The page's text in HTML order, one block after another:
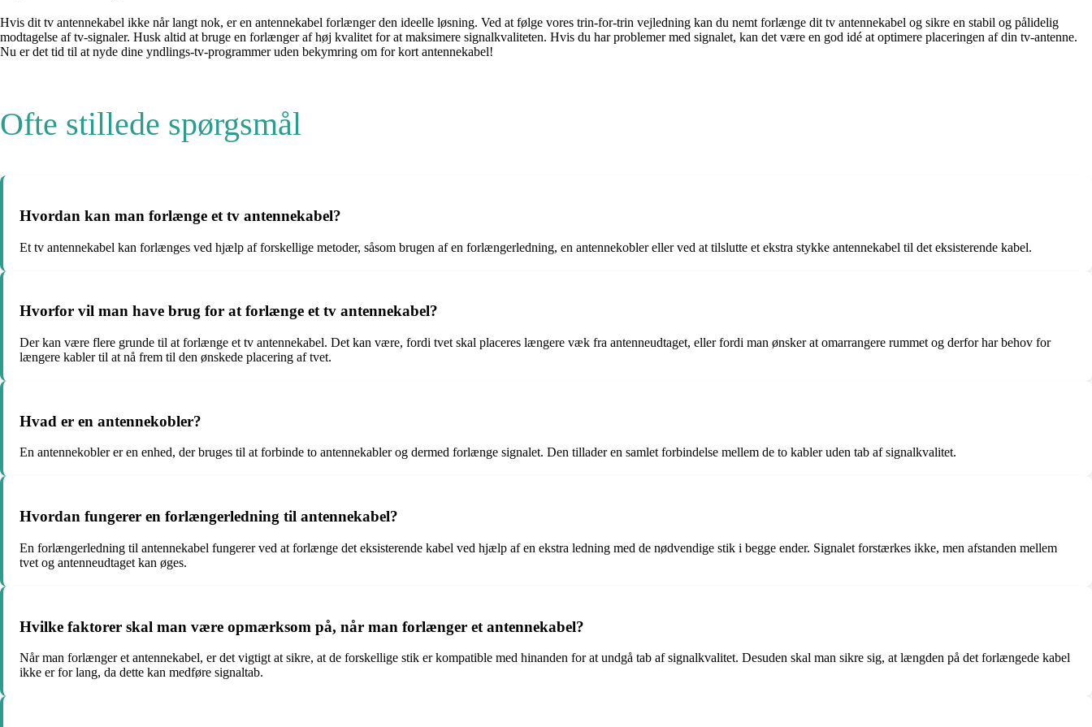
Hvis dit tv antennekabel ikke når langt nok, er en antennekabel forlænger den ideelle løsning. Ved at følge vores trin-for-trin vejledning kan du nemt forlænge dit tv antennekabel og sikre en stabil og pålidelig
modtagelse af tv-signaler. Husk altid at bruge en forlænger af høj kvalitet for at maksimere signalkvaliteten. Hvis du har problemer med signalet, kan det være en god idé at optimere placeringen af din tv-antenne.
Nu er det tid til at nyde dine yndlings-tv-programmer uden bekymring om for kort antennekabel!
Ofte stillede spørgsmål
Hvordan kan man forlænge et tv antennekabel?
Et tv antennekabel kan forlænges ved hjælp af forskellige metoder, såsom brugen af en forlængerledning, en antennekobler eller ved at tilslutte et ekstra stykke antennekabel til det eksisterende kabel.
Hvorfor vil man have brug for at forlænge et tv antennekabel?
Der kan være flere grunde til at forlænge et tv antennekabel. Det kan være, fordi tvet skal placeres længere væk fra antenneudtaget, eller fordi man ønsker at omarrangere rummet og derfor har behov for
længere kabler til at nå frem til den ønskede placering af tvet.
Hvad er en antennekobler?
En antennekobler er en enhed, der bruges til at forbinde to antennekabler og dermed forlænge signalet. Den tillader en samlet forbindelse mellem de to kabler uden tab af signalkvalitet.
Hvordan fungerer en forlængerledning til antennekabel?
En forlængerledning til antennekabel fungerer ved at forlænge det eksisterende kabel ved hjælp af en ekstra ledning med de nødvendige stik i begge ender. Signalet forstærkes ikke, men afstanden mellem
tvet og antenneudtaget kan øges.
Hvilke faktorer skal man være opmærksom på, når man forlænger et antennekabel?
Når man forlænger et antennekabel, er det vigtigt at sikre, at de forskellige stik er kompatible med hinanden for at undgå tab af signalkvalitet. Desuden skal man sikre sig, at længden på det forlængede kabel
ikke er for lang, da dette kan medføre signaltab.